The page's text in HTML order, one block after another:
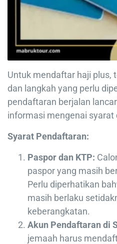
Untuk mendaftar haji plus,
dan langkah yang perlu
pendaftaran berjalan
informasi mengenai syarat
Syarat Pendaftaran:
Paspor dan KTP:
paspor yang masih
Perlu diperhatikan
masih berlaku
keberangkatan.
Akun Pendaftaran di
jemaah harus